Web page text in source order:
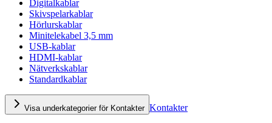
Digitalkablar
Skivspelarkablar
Hörlurskablar
Minitelekabel 3,5 mm
USB-kablar
HDMI-kablar
Nätverkskablar
Standardkablar
Visa underkategorier för Kontakter Kontakter